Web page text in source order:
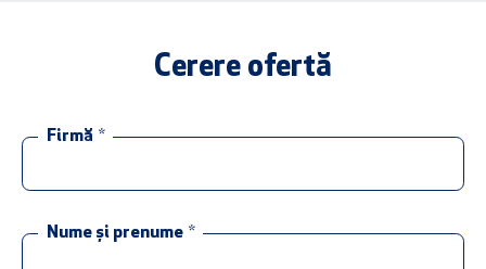
Cerere ofertă
Firmă *
Nume și prenume *